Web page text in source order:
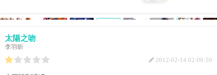
太陽之吻
李羽昕
2012-02-14 02:00:59